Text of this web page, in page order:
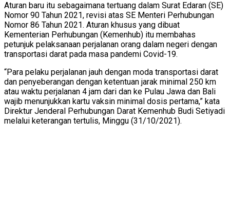
Aturan baru itu sebagaimana tertuang dalam Surat Edaran (SE)
Nomor 90 Tahun 2021, revisi atas SE Menteri Perhubungan
Nomor 86 Tahun 2021. Aturan khusus yang dibuat
Kementerian Perhubungan (Kemenhub) itu membahas
petunjuk pelaksanaan perjalanan orang dalam negeri dengan
transportasi darat pada masa pandemi Covid-19.
“Para pelaku perjalanan jauh dengan moda transportasi darat
dan penyeberangan dengan ketentuan jarak minimal 250 km
atau waktu perjalanan 4 jam dari dan ke Pulau Jawa dan Bali
wajib menunjukkan kartu vaksin minimal dosis pertama,” kata
Direktur Jenderal Perhubungan Darat Kemenhub Budi Setiyadi
melalui keterangan tertulis, Minggu (31/10/2021).